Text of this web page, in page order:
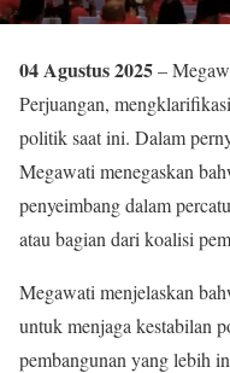
04 Agustus 2025–
Perjuangan,
politik saat ini. Dalam
Megawati menegaskan
penyeimbang dalam
atau bagian dari koalisi
Megawati menjelaskan
untuk menjaga kestabilan
pembangunan yang lebih